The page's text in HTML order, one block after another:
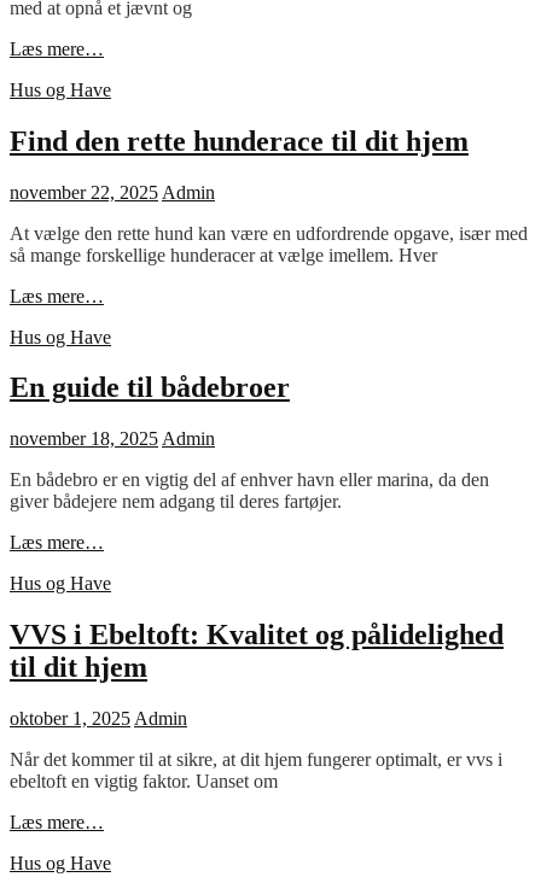
med at opnå et jævnt og
Læs mere…
med
Cat
Hus og Have
Find den rette hunderace til dit hjem
Posted
november 22, 2025 Admin
At vælge den rette hund kan være en udfordrende opgave, især med
så mange forskellige hunderacer at vælge imellem. Hver
Læs mere…
rette
til
dit
Cat
Hus og Have
En guide til bådebroer
Posted
november 18, 2025 Admin
En bådebro er en vigtig del af enhver havn eller marina, da den
giver bådejere nem adgang til deres fartøjer.
Læs mere…
til
Cat
Hus og Have
VVS i Ebeltoft: Kvalitet og pålidelighed
til dit hjem
Posted
oktober 1, 2025 Admin
Når det kommer til at sikre, at dit hjem fungerer optimalt, er vvs i
ebeltoft en vigtig faktor. Uanset om
Læs mere…
Ebeltoft:
Cat
Hus og Have